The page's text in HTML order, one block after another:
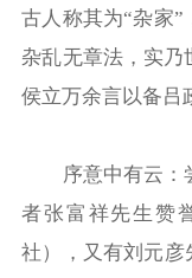
古人称其为“杂家
杂乱无章法，实
侯立万余言以备吕
序意中有云：尝
者张富祥先生赞
社），又有刘元彦